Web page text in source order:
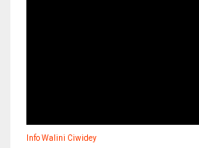
Info Walini Ciwidey